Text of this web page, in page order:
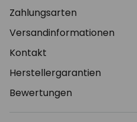
Zahlungsarten
Versandinformationen
Kontakt
Herstellergarantien
Bewertungen